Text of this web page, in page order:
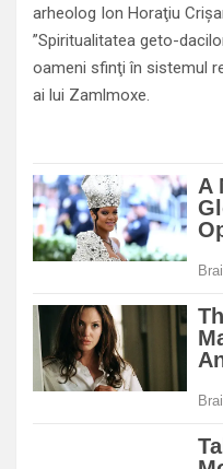
arheolog Ion Horaţiu
”Spiritualitatea geto-
oameni sfinţi în sistemul
ai lui Zamlmoxe.